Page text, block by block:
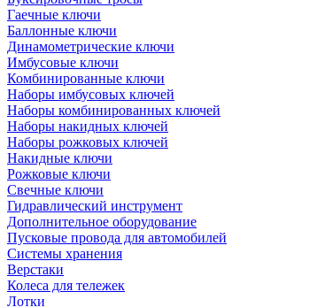
Гаечные ключи
Баллонные ключи
Динамометрические ключи
Имбусовые ключи
Комбинированные ключи
Наборы имбусовых ключей
Наборы комбинированных ключей
Наборы накидных ключей
Наборы рожковых ключей
Накидные ключи
Рожковые ключи
Свечные ключи
Гидравлический инструмент
Дополнительное оборудование
Пусковые провода для автомобилей
Системы хранения
Верстаки
Колеса для тележек
Лотки